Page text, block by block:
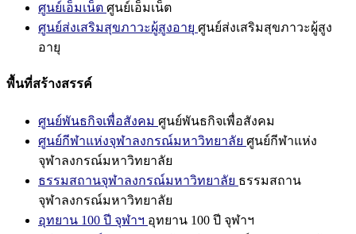
ศูนย์เอ็มเน็ต ศูนย์เอ็มเน็ต
ศูนย์ส่งเสริมสุขภาวะผู้สูงอายุ ศูนย์ส่งเสริมสุขภาวะผู้สูง
อายุ
พื้นที่สร้างสรรค์
ศูนย์พันธกิจเพื่อสังคม ศูนย์พันธกิจเพื่อสังคม
ศูนย์กีฬาแห่งจุฬาลงกรณ์มหาวิทยาลัย ศูนย์กีฬาแห่ง
จุฬาลงกรณ์มหาวิทยาลัย
ธรรมสถานจุฬาลงกรณ์มหาวิทยาลัย ธรรมสถาน
จุฬาลงกรณ์มหาวิทยาลัย
อุทยาน 100 ปี จุฬาฯ อุทยาน 100 ปี จุฬาฯ